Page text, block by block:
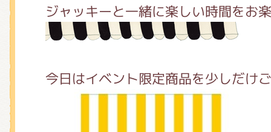
ジャッキーと一緒に楽しい時間をお
今日はイベント限定商品を少しだけ
くまのがっこう しょくいんしつ
くまのがっこう 家庭科部